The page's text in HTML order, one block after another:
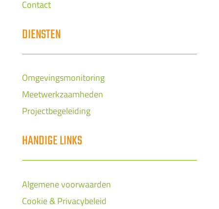
Contact
DIENSTEN
Omgevingsmonitoring
Meetwerkzaamheden
Projectbegeleiding
HANDIGE LINKS
Algemene voorwaarden
Cookie & Privacybeleid